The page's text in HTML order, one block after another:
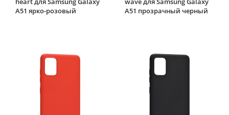
A51 ярко-розовый
A51 прозрачный черный